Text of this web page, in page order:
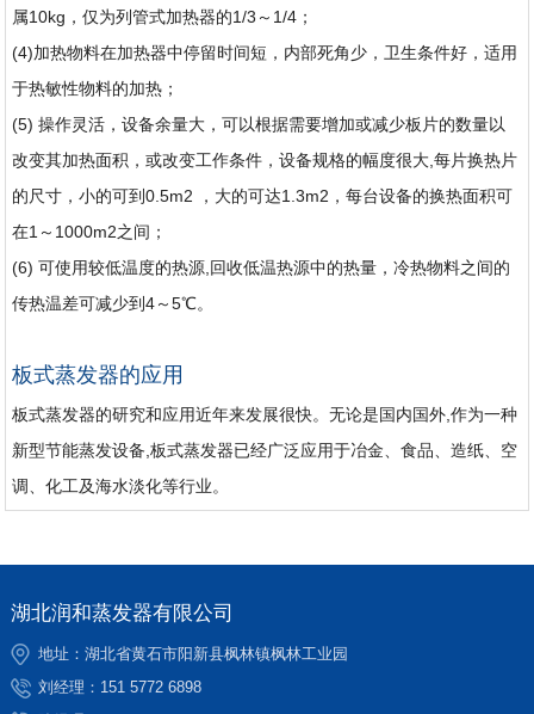
属10kg，仅为列管式加热器的1/3～1/4；
(4)加热物料在加热器中停留时间短，内部死角少，卫生条件好，适用
于热敏性物料的加热；
(5) 操作灵活，设备余量大，可以根据需要增加或减少板片的数量以
改变其加热面积，或改变工作条件，设备规格的幅度很大,每片换热片
的尺寸，小的可到0.5m2 ，大的可达1.3m2，每台设备的换热面积可
在1～1000m2之间；
(6) 可使用较低温度的热源,回收低温热源中的热量，冷热物料之间的
传热温差可减少到4～5℃。
板式蒸发器的应用
板式蒸发器的研究和应用近年来发展很快。无论是国内国外,作为一种
新型节能蒸发设备,板式蒸发器已经广泛应用于冶金、食品、造纸、空
调、化工及海水淡化等行业。
湖北润和蒸发器有限公司
地址：湖北省黄石市阳新县枫林镇枫林工业园
刘经理： 151 5772 6898